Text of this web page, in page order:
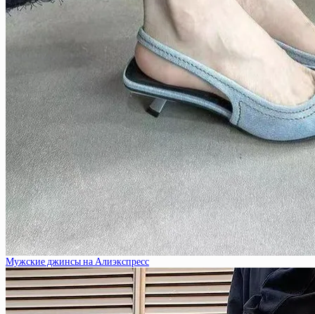
Мужские джинсы на Алиэкспресс